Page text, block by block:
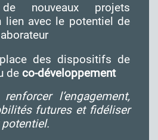
nouveaux projets
lien avec le potentiel de
des dispositifs de
de co-développement
l’engagement,
futures et fidéliser